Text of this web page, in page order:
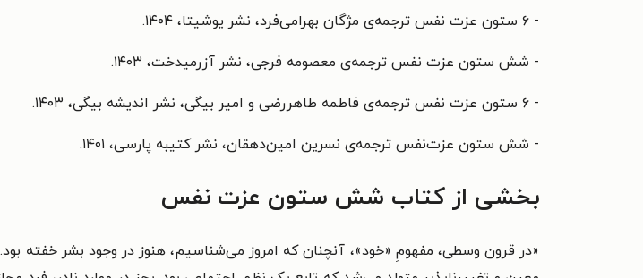
- ۶ ستون عزت نفس ترجمه‌ی مژگان بهرامی‌فرد، نشر یوشیتا، ‏‫۱۴۰۴.‬
- شش ستون عزت نفس ترجمه‌ی معصومه فرجی، نشر آزرمیدخت‏‫، ۱۴۰۳.‬
- ۶ ستون عزت نفس ترجمه‌ی فاطمه طاهررضی و امیر بیگی، نشر اندیشه بیگی‏‫، ۱۴۰۳.‬
- شش ستون عزت‌نفس ترجمه‌ی نسرین امین‌دهقان، نشر کتیبه پارسی‏‫، ۱۴۰۱.‬
بخشی از کتاب شش ستون عزت نفس
«در قرون وسطی، مفهومِ «خود»، آنچنان که امروز می‌شناسیم، هنوز در وجود بشر خفته